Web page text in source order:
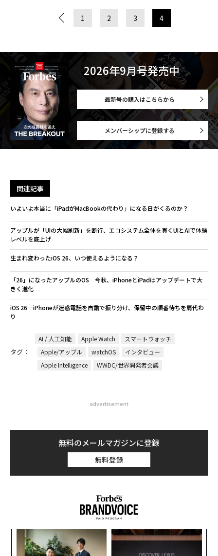
1 2 3 4
2026年9月号発売中
最新号の購入はこちらから
メンバーシップに登録する
関連記事
いよいよ本当に「iPadがMacBookの代わり」になる日がくるのか？
アップルが「UIの大幅刷新」を断行、エコシステム全体を貫くUIとAIで体験
レベルを底上げ
生まれ変わったiOS 26、いつ使えるようになる？
「26」になったアップルのOS 今秋、iPhoneとiPadはアップデートで大
きく進化
iOS 26―iPhoneが迷惑電話を自動で振り分け、保留中の順番待ちを肩代わ
り
タグ：
AI / 人工知能 Apple Watch
スマートウォッチ
Apple/アップル
watchOS
インタビュー
Apple Intelligence
WWDC/世界開発者会議
advertisement
無料のメールマガジンに登録
無料登録